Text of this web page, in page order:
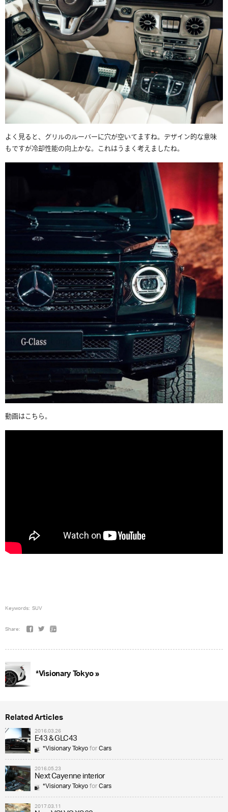
よく見ると、グリルのルーバーに穴が空いてますね。デザイン的な意味
もですが冷却性能の向上かな。これはうまく考えましたね。
動画はこちら。
Keywords: SUV
Share:
*Visionary Tokyo »
Related Articles
2016.03.26
E43 & GLC43
*Visionary TokyoforCars
2016.05.23
Next Cayenne interior
*Visionary TokyoforCars
2017.03.11